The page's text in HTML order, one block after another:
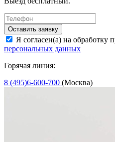
Оставить заявку
Я согласен(а) на обработку
персональных данных
Горячая линия:
8 (495)6-600-700 (Москва)